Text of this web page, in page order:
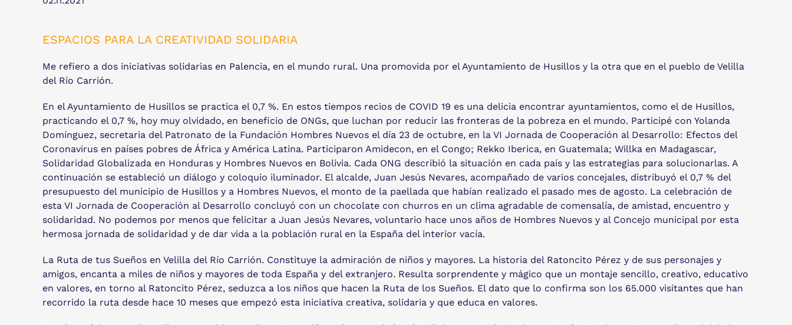
ESPACIOS PARA LA CREATIVIDAD SOLIDARIA
Me refiero a dos iniciativas solidarias en Palencia, en el mundo rural. Una promovida por el Ayuntamiento de Husillos y la otra que en el pueblo de Velilla
del Río Carrión.
En el Ayuntamiento de Husillos se practica el 0,7 %. En estos tiempos recios de COVID 19 es una delicia encontrar ayuntamientos, como el de Husillos,
practicando el 0,7 %, hoy muy olvidado, en beneficio de ONGs, que luchan por reducir las fronteras de la pobreza en el mundo. Participé con Yolanda
Domínguez, secretaria del Patronato de la Fundación Hombres Nuevos el día 23 de octubre, en la VI Jornada de Cooperación al Desarrollo: Efectos del
Coronavirus en países pobres de África y América Latina. Participaron Amidecon, en el Congo; Rekko Iberica, en Guatemala; Willka en Madagascar,
Solidaridad Globalizada en Honduras y Hombres Nuevos en Bolivia. Cada ONG describió la situación en cada país y las estrategias para solucionarlas. A
continuación se estableció un diálogo y coloquio iluminador. El alcalde, Juan Jesús Nevares, acompañado de varios concejales, distribuyó el 0,7 % del
presupuesto del municipio de Husillos y a Hombres Nuevos, el monto de la paellada que habían realizado el pasado mes de agosto. La celebración de
esta VI Jornada de Cooperación al Desarrollo concluyó con un chocolate con churros en un clima agradable de comensalía, de amistad, encuentro y
solidaridad. No podemos por menos que felicitar a Juan Jesús Nevares, voluntario hace unos años de Hombres Nuevos y al Concejo municipal por esta
hermosa jornada de solidaridad y de dar vida a la población rural en la España del interior vacía.
La Ruta de tus Sueños en Velilla del Río Carrión. Constituye la admiración de niños y mayores. La historia del Ratoncito Pérez y de sus personajes y
amigos, encanta a miles de niños y mayores de toda España y del extranjero. Resulta sorprendente y mágico que un montaje sencillo, creativo, educativo
en valores, en torno al Ratoncito Pérez, seduzca a los niños que hacen la Ruta de los Sueños. El dato que lo confirma son los 65.000 visitantes que han
recorrido la ruta desde hace 10 meses que empezó esta iniciativa creativa, solidaria y que educa en valores.